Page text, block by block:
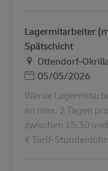
Lagermitarbeiter
Spätschicht
Местоположение
Ottendorf-
Дата публикации
05/05/2026
Werde
an max. 2 Tagen
zwischen 15:30
€ Tarif-